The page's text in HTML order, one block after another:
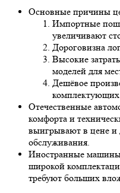
Основные причины
Импортные
увеличивают
Дороговизна
Высокие
моделей для
Дешёвое
комплектующих
Отечественные
комфорта и
выигрывают в цене и
обслуживания.
Иностранные машины
широкой
требуют больших